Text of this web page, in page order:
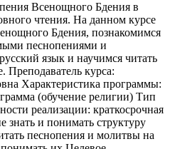
Всенощного Бдения в
чтения. На данном курсе
Бдения, познакомимся
песнопениями и
язык и научимся читать
Преподаватель курса:
Характеристика программы:
(обучение религии) Тип
реализации: краткосрочная
знать и понимать структуру
песнопения и молитвы на